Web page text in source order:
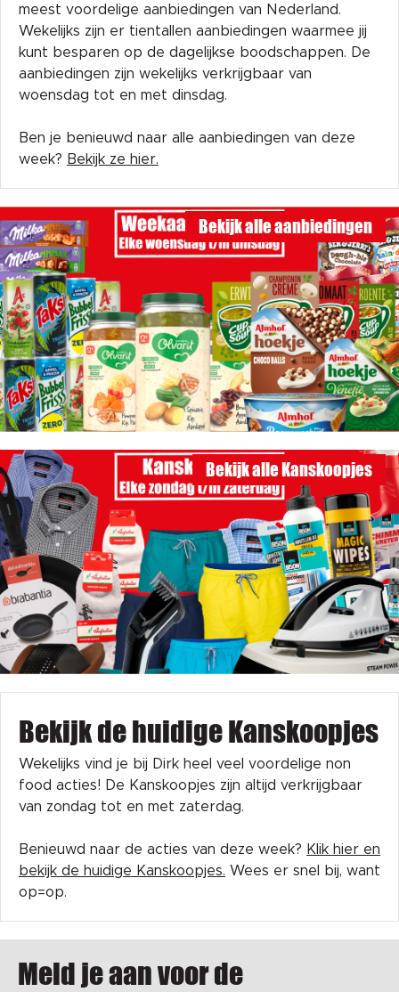
meest voordelige aanbiedingen van Nederland.
Wekelijks zijn er tientallen aanbiedingen waarmee jij
kunt besparen op de dagelijkse boodschappen. De
aanbiedingen zijn wekelijks verkrijgbaar van
woensdag tot en met dinsdag.
Ben je benieuwd naar alle aanbiedingen van deze
week? Bekijk ze hier.
Bekijk alle aanbiedingen
Bekijk alle Kanskoopjes
Bekijk de huidige Kanskoopjes
Wekelijks vind je bij Dirk heel veel voordelige non
food acties! De Kanskoopjes zijn altijd verkrijgbaar
van zondag tot en met zaterdag.
Benieuwd naar de acties van deze week? Klik hier en
bekijk de huidige Kanskoopjes. Wees er snel bij, want
op=op.
Meld je aan voor de